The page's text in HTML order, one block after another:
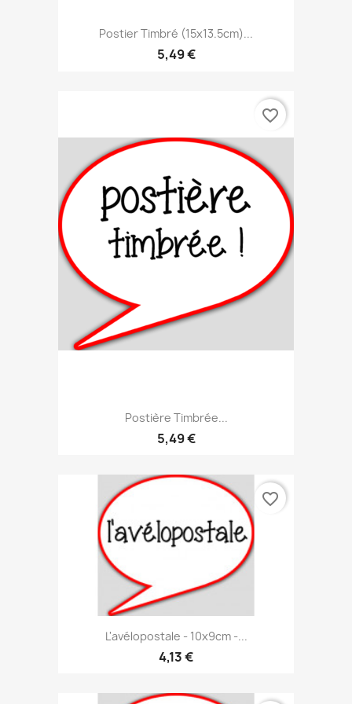
Postier Timbré (15x13.5cm)...
5,49 €
Postière Timbrée...
5,49 €
favorite_border
L'avélopostale - 10x9cm -...
4,13 €
favorite_border